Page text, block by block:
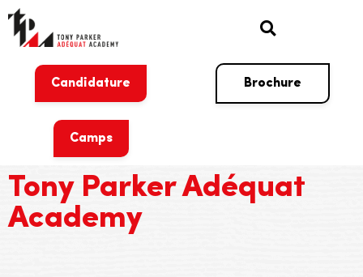
Candidature Brochure
Camps
Tony Parker Adéquat
Academy